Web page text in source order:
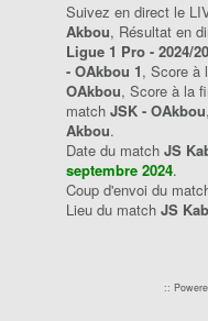
Suivez en direct le
Akbou, Résultat en
Ligue 1 Pro - 2024/
- OAkbou 1, Score à
OAkbou, Score à la
match JSK - OAkbou
Akbou.
Date du match JS
septembre 2024.
Coup d'envoi du
Lieu du match JS
::